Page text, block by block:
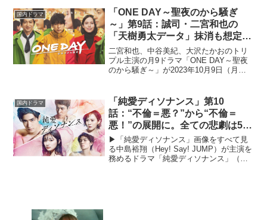
台でセカンドキャリアへ踏み出していく
姿を描くヒューマ...
国内ドラマ
「ONE DAY～聖夜のから騒ぎ
～」第9話：誠司・二宮和也の
「天樹勇太データ」抹消も想定
内？ 最終回に向けて期待が高ま
る展開へ。
二宮和也、中谷美紀、大沢たかおのトリ
プル主演の月9ドラマ「ONE DAY～聖夜
のから騒ぎ～」が2023年10月9日（月）
いく――。本記事では、第9話を
CINEMAS＋...
国内ドラマ
「純愛ディソナンス」第10
話：“不倫＝悪？”から“不倫＝
悪！”の展開に。全ての悲劇は5年
前に始まっていた
▶︎「純愛ディソナンス」画像をすべて見
る中島裕翔（Hey! Say! JUMP）が主演を
務めるドラマ「純愛ディソナンス」（フ